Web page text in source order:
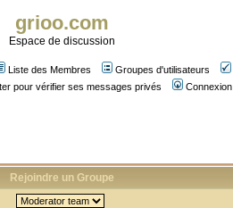
grioo.com
Espace de discussion
Liste des Membres Groupes d'utilisateurs
pour vérifier ses messages privés
Connexion
Rejoindre un Groupe